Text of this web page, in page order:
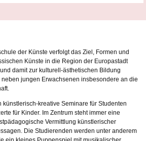
der Künste verfolgt das Ziel, Formen und
Künste in die Region der Europastadt
damit zur kulturell-ästhetischen Bildung
jungen Erwachsenen insbesondere an die
künstlerisch-kreative Seminare für Studenten
für Kinder. Im Zentrum steht immer eine
Vermittlung künstlerischer
Die Studierenden werden unter anderem